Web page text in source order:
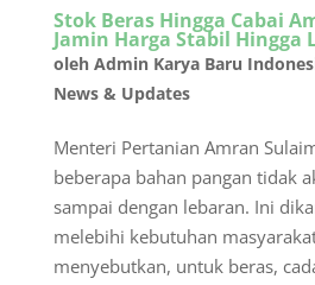
Stok Beras Hingga Cabai
Jamin Harga Stabil Hingga
oleh Admin Karya Baru
News & Updates
Menteri Pertanian Amran
beberapa bahan pangan tidak
sampai dengan lebaran. Ini
melebihi kebutuhan
menyebutkan, untuk beras,